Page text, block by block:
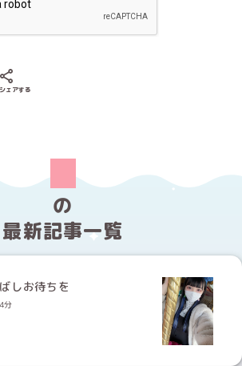
シェアする
の
最新記事一覧
しお待ちを
分